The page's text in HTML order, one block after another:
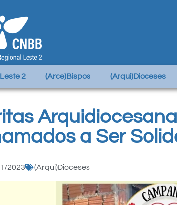
2 (Arce)Bispos (Arqui)Dioceses
a Ser
2023 (Arqui)Dioceses